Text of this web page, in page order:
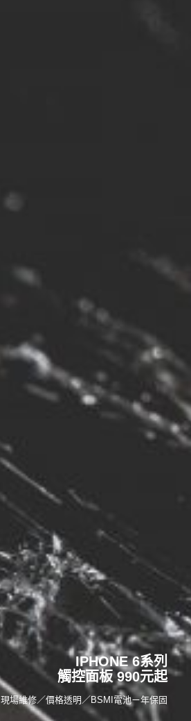
IPHONE 6系列
觸控面板 990元起
現場維修／價格透明／BSMI電池ㄧ年保固